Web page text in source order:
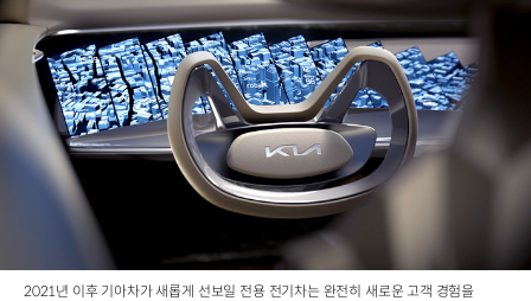
2021년 이후 기아차가 새롭게 선보일 전용 전기차는 완전히 새로운 고객 경험을